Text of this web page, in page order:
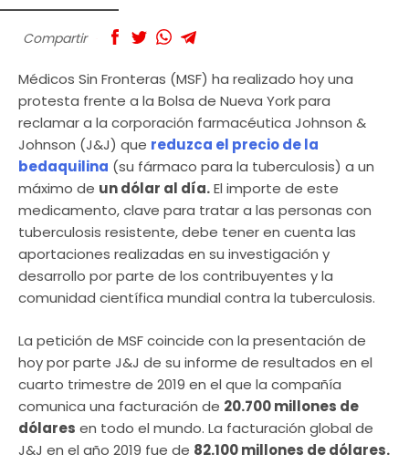
Compartir
Médicos Sin Fronteras (MSF) ha realizado hoy una
protesta frente a la Bolsa de Nueva York para
reclamar a la corporación farmacéutica Johnson &
Johnson (J&J) que reduzca el precio de la
bedaquilina (su fármaco para la tuberculosis) a un
máximo de un dólar al día.El importe de este
medicamento, clave para tratar a las personas con
tuberculosis resistente, debe tener en cuenta las
aportaciones realizadas en su investigación y
desarrollo por parte de los contribuyentes y la
comunidad científica mundial contra la tuberculosis.
La petición de MSF coincide con la presentación de
hoy por parte J&J de su informe de resultados en el
cuarto trimestre de 2019 en el que la compañía
comunica una facturación de 20.700 millones de
dólares en todo el mundo. La facturación global de
J&J en el año 2019 fue de 82.100 millones de dólares.